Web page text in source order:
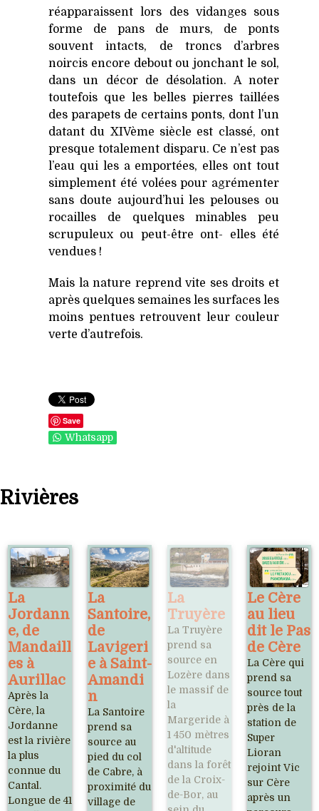
réapparaissent lors des vidanges sous
forme de pans de murs, de ponts
souvent intacts, de troncs d’arbres
noircis encore debout ou jonchant le sol,
dans un décor de désolation. A noter
toutefois que les belles pierres taillées
des parapets de certains ponts, dont l’un
datant du XIVème siècle est classé, ont
presque totalement disparu. Ce n’est pas
l’eau qui les a emportées, elles ont tout
simplement été volées pour agrémenter
sans doute aujourd’hui les pelouses ou
rocailles de quelques minables peu
scrupuleux ou peut-être ont- elles été
vendues !
Mais la nature reprend vite ses droits et
après quelques semaines les surfaces les
moins pentues retrouvent leur couleur
verte d’autrefois.
Save
Whatsapp
Rivières
La
Jordann
e, de
Mandaill
es à
Aurillac
Après la
Cère, la
Jordanne
est la rivière
la plus
connue du
Cantal.
Longue de 41
La
Santoire,
de
Lavigeri
e à Saint-
Amandi
n
La Santoire
prend sa
source au
pied du col
de Cabre, à
proximité du
village de
La
Truyère
La Truyère
prend sa
source en
Lozère dans
le massif de
la
Margeride à
1 450 mètres
d'altitude
dans la forêt
de la Croix-
de-Bor, au
Le Cère
au lieu
dit le Pas
de Cère
La Cère qui
prend sa
source tout
près de la
station de
Super
Lioran
rejoint Vic
sur Cère
après un